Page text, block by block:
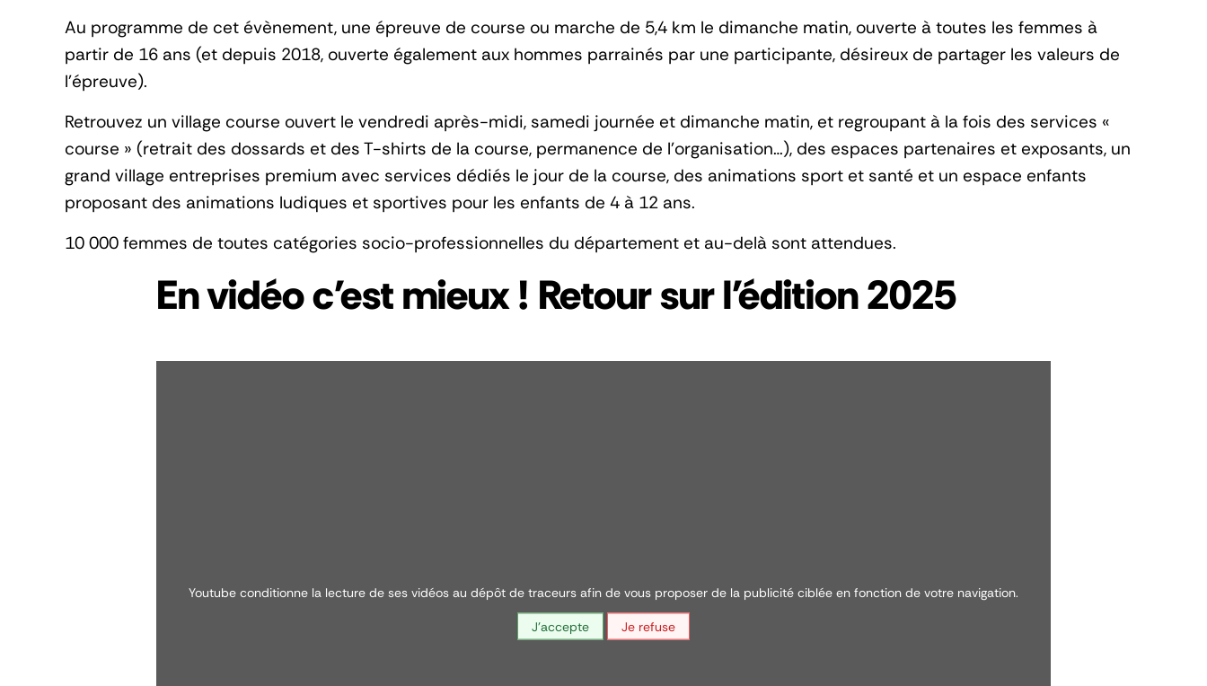
Au programme de cet évènement, une épreuve de course ou marche de 5,4 km le dimanche matin, ouverte à toutes les femmes à
partir de 16 ans (et depuis 2018, ouverte également aux hommes parrainés par une participante, désireux de partager les valeurs de
l’épreuve).
Retrouvez un village course ouvert le vendredi après-midi, samedi journée et dimanche matin, et regroupant à la fois des services «
course » (retrait des dossards et des T-shirts de la course, permanence de l’organisation…), des espaces partenaires et exposants, un
grand village entreprises premium avec services dédiés le jour de la course, des animations sport et santé et un espace enfants
proposant des animations ludiques et sportives pour les enfants de 4 à 12 ans.
10 000 femmes de toutes catégories socio-professionnelles du département et au-delà sont attendues.
En vidéo c'est mieux ! Retour sur l'édition 2025
youtube conditionne la lecture de ses vidéos au dépôt de traceurs afin de vous proposer de la publicité ciblée en fonction de votre navigation.
J'accepte Je refuse